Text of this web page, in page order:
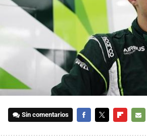
Sin comentarios